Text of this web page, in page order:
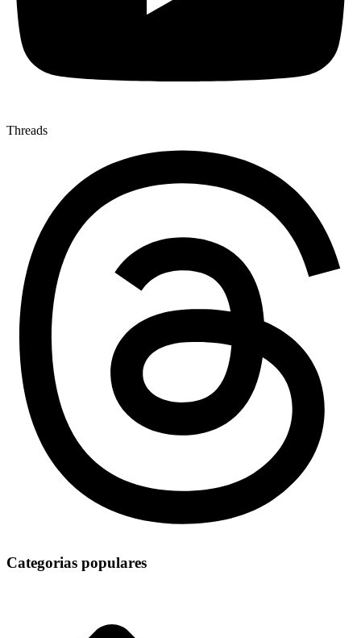
Threads
Categorias populares